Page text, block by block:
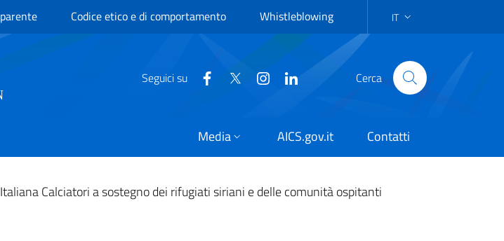
Codice etico e di comportamento Whistleblowing LANGUAGE SELECTION: IT
IT
Seguici su Cerca
Media AICS.gov.it
Contatti
Calciatori a sostegno dei rifugiati siriani e delle comunità ospitanti